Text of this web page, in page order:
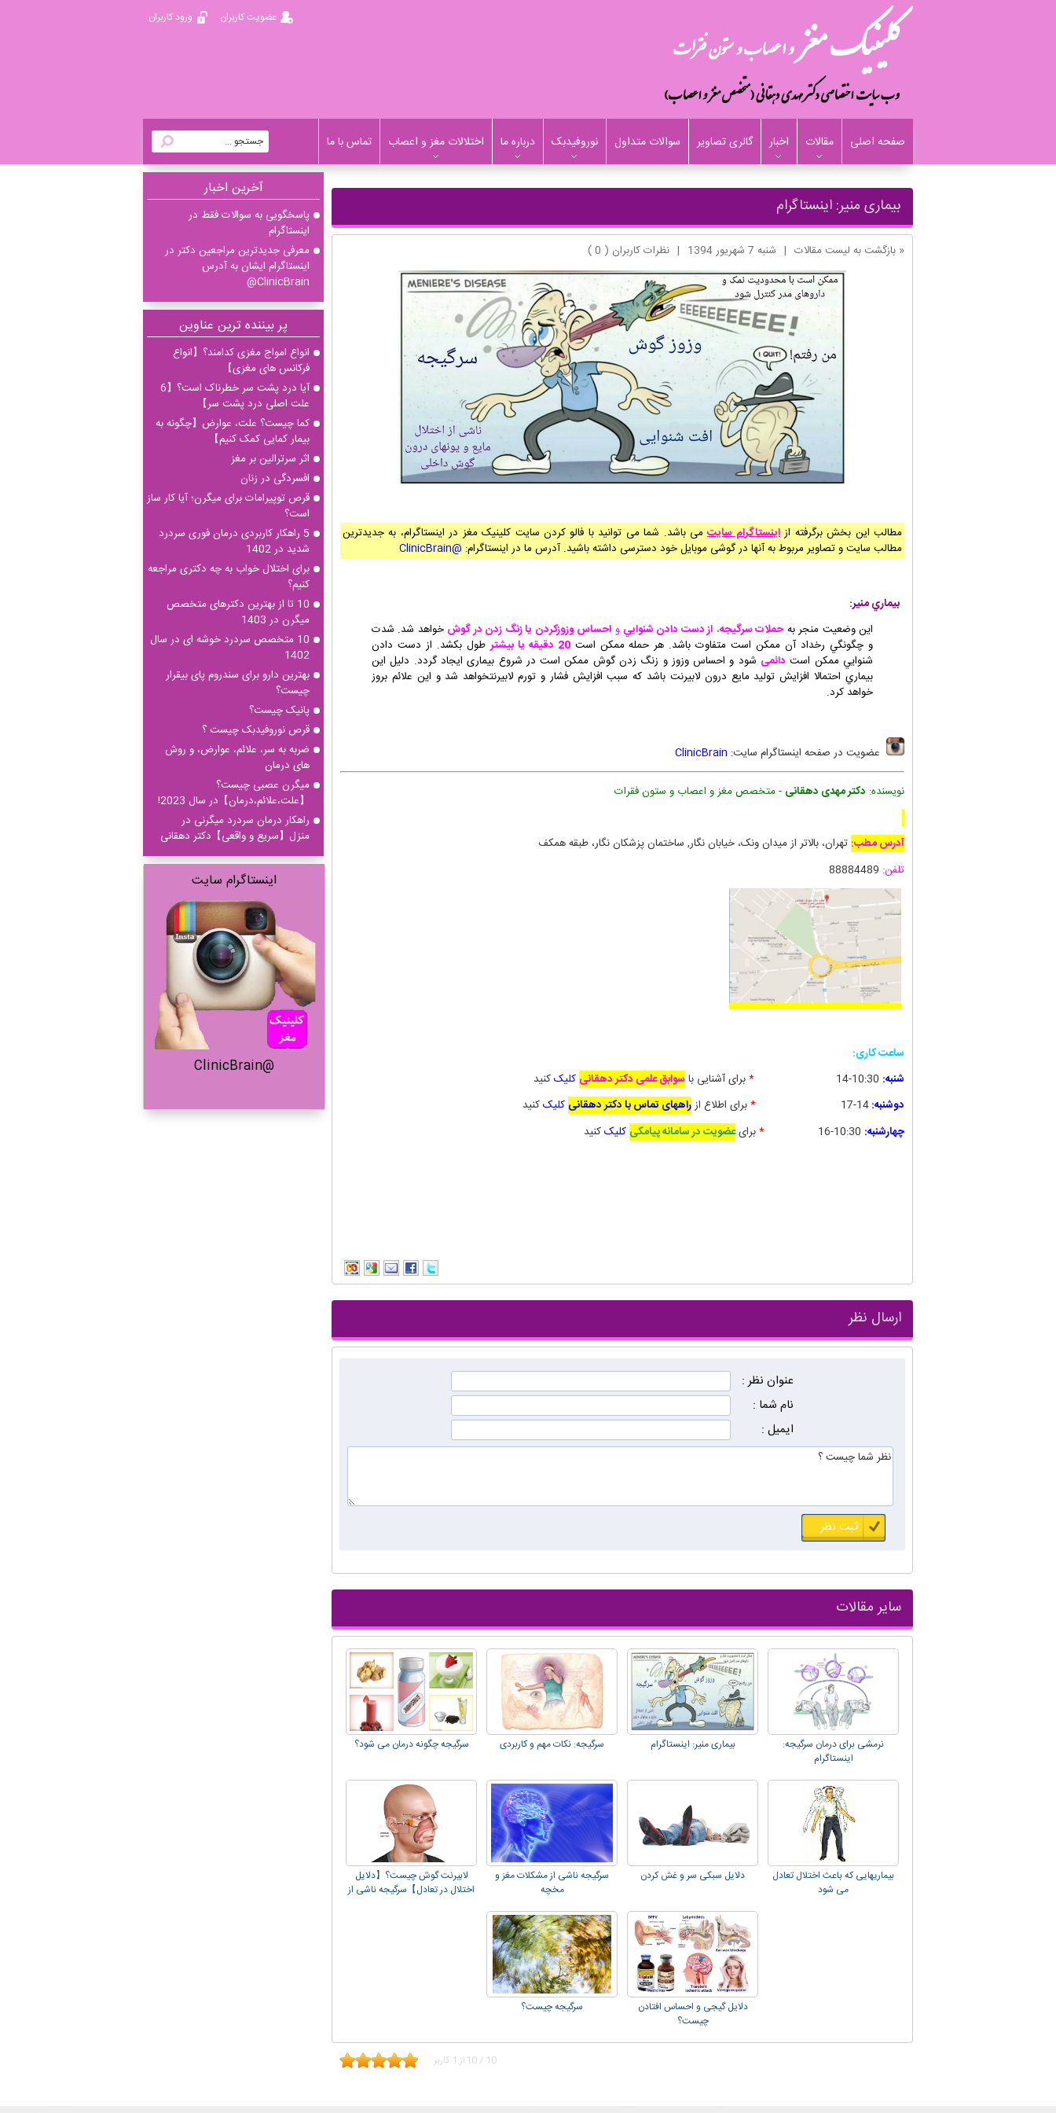
ورود کاربران عضویت کاربران
صفحه اصلی مقالات اخبار گالری تصاویر سوالات متداول نوروفیدبک درباره ما اختلالات مغز و اعصاب تماس با ما
بیماری منیر: اینستاگرام
« بازگشت به لیست مقالات | شنبه 7 شهریور 1394 | نظرات کاربران ( 0 )
مطالب این بخش برگرفته ازاینستاگرام سایتمی باشد. شما می توانید با فالو کردن سایت کلینیک مغز در اینستاگرام، به جدیدترین
مطالب سایت و تصاویر مربوط به آنها در گوشی موبایل خود دسترسی داشته باشید. آدرس ما در اینستاگرام: @ClinicBrain
بيماري منير:
اين وضعيت منجر به حملات سرگيجه، از دست دادن شنوايي و احساس وزوزکردن يا زنگ زدن در گوش خواهد شد. شدت
و چگونگي رخداد آن ممکن است متفاوت باشد. هر حمله ممکن است20 دقيقه يا بيشتر
طول بکشد. از دست دادن
شنوايي ممکن است دائمی شود و احساس وزوز و زنگ زدن گوش ممکن است در شروع بیماری ایجاد گردد. دليل اين
بيماري احتمالا افزایش تولید مایع درون لابيرنت باشد که سبب افزايش فشار و تورم لابيرنتخواهد شد و اين علائم بروز
خواهد کرد.
عضویت در صفحه اینستاگرام سایت: ClinicBrain
نویسنده: دکتر مهدی دهقانی - متخصص مغز و اعصاب و ستون فقرات
آدرس مطب: تهران، بالاتر از میدان ونک، خیابان نگار, ساختمان پزشکان نگار، طبقه همکف
تلفن:
ساعت کاری:
شنبه:
*برای آشنایی با سوابق علمی دکتر دهقانی کلیککنید
دوشنبه:14-17
*برای اطلاع ازراههای تماس با دکتر دهقانی کلیککنید
چهارشنبه:
*برایعضویت در سامانه پیامکی کلیککنید
ارسال نظر
عنوان نظر :
نام شما :
ایمیل :
سایر مقالات
نرمشی برای درمان سرگیجه:
اینستاگرام
بیماری منیر: اینستاگرام سرگیجه: نکات مهم و کاربردی سرگیجه چگونه درمان می شود؟
بیماریهایی که باعث اختلال تعادل
می شود
دلایل سبکی سر و غش کردن
سرگیجه ناشی از مشکلات مغز و
مخچه
لابیرنت گوش چیست؟【دلایل
اختلال در تعادل】سرگیجه ناشی از
دلايل گیجی و احساس افتادن
چيست؟
سرگیجه چیست؟
10 / 10 از 1 کاربر
آخرين اخبار
پاسخگویی به سوالات فقط در
اینستاگرام
معرفی جدیدترین مراجعین دکتر در
اینستاگرام ایشان به آدرس
ClinicBrain@
پر بیننده ترین عناوین
انواع امواج مغزی کدامند؟【انواع
فرکانس های مغزی】
آیا درد پشت سر خطرناک است؟【6
علت اصلی درد پشت سر】
کما چیست؟ علت، عوارض【چگونه به
بیمار کمایی کمک کنیم】
اثر سرترالین بر مغز
افسردگی در زنان
قرص توپیرامات برای میگرن؛ آیا کار ساز
است؟
5 راهکار کاربردی درمان فوری سردرد
شدید در 1402
برای اختلال خواب به چه دکتری مراجعه
کنیم؟
10 تا از بهترین دکترهای متخصص
میگرن در 1403
10 متخصص سردرد خوشه ای در سال
1402
بهترین دارو برای سندروم پای بیقرار
چیست؟
پانیک چیست؟
قرص نوروفیدبک چیست ؟
ضربه به سر، علائم، عوارض، و روش
های درمان
میگرن عصبی چیست؟
【علت،علائم،درمان】در سال 2023!
راهکار درمان سردرد میگرنی در
منزل【سریع و واقعی】دکتر دهقانی
اینستاگرام سایت
@ClinicBrain